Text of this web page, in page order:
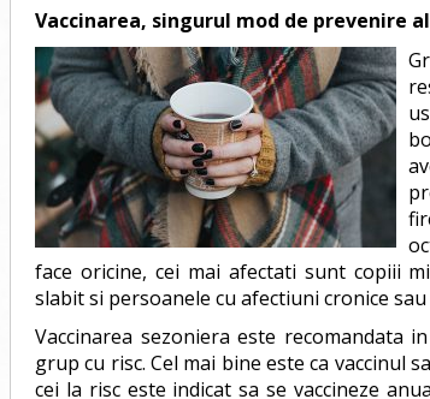
Vaccinarea, singurul mod de prevenire
face oricine, cei mai afectati sunt copiii
slabit si persoanele cu afectiuni cronice
Vaccinarea sezoniera este recomandata
grup cu risc. Cel mai bine este ca vaccinul
cei la risc este indicat sa se vaccineze